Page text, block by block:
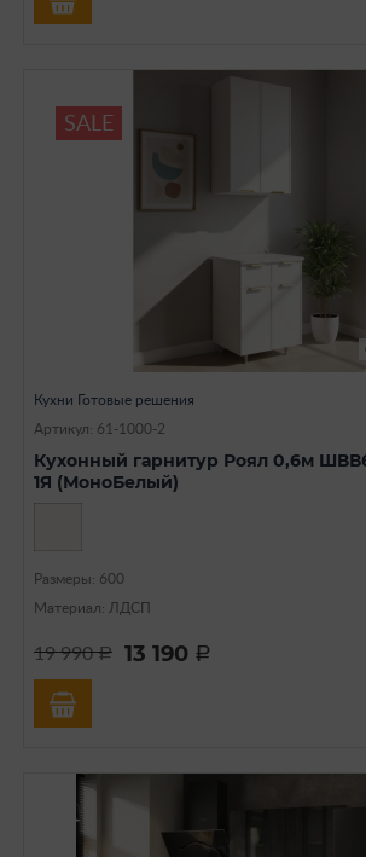
SALE
Кухни Готовые решения
Артикул: 61-1000-2
Кухонный гарнитур Роял 0,6м
1Я (МоноБелый)
Размеры: 600
Материал: ЛДСП
19 990a 13 190 a